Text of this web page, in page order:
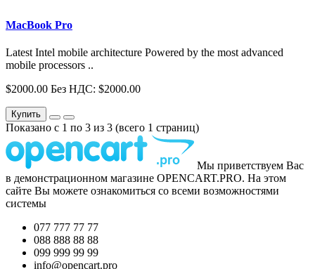
MacBook Pro
Latest Intel mobile architecture Powered by the most advanced
mobile processors ..
$2000.00 Без НДС: $2000.00
Купить
Показано с 1 по 3 из 3 (всего 1 страниц)
Мы приветствуем Вас
в демонстрационном магазине OPENCART.PRO. На этом
сайте Вы можете ознакомиться со всеми возможностями
системы
077 777 77 77
088 888 88 88
099 999 99 99
info@opencart.pro